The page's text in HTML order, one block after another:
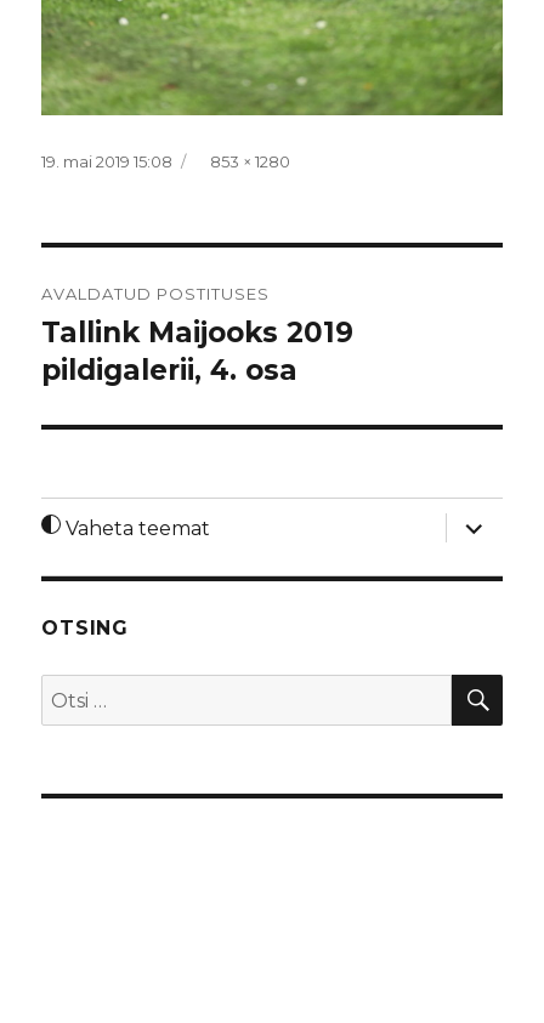
Postitatud
19. mai 2019 15:08 Täissuurus
853 × 1280
AVALDATUD POSTITUSES
Tallink Maijooks 2019
pildigalerii, 4. osa
Vaheta teemat
laienda
OTSING
Otsi: